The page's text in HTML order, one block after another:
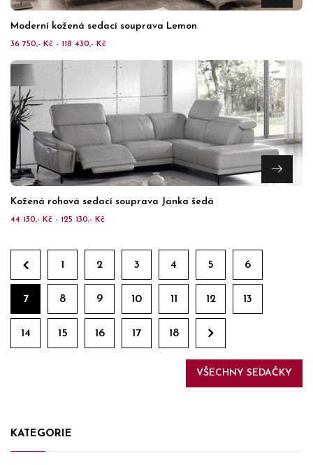
Moderní kožená sedací souprava Lemon
36 750,- Kč - 118 430,- Kč
Kožená rohová sedací souprava Janka šedá
44 130,- Kč - 125 130,- Kč
1 2 3 4 5 6
7 8 9 10 11 12 13
14 15 16 17 18
VŠECHNY SEDAČKY
KATEGORIE